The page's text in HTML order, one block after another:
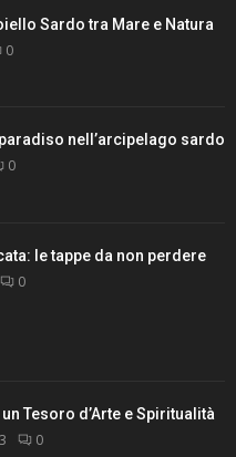
Sardo tra Mare e Natura
0
nell’arcipelago sardo
0
le tappe da non perdere
0
un Tesoro d’Arte e Spiritualità
0